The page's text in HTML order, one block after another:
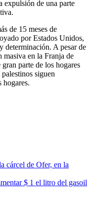
expulsión de una parte
de 15 meses de
por Estados Unidos,
determinación. A pesar de
masiva en la Franja de
parte de los hogares
siguen
hogares.
cárcel de Ofer, en la
$ 1 el litro del gasoil